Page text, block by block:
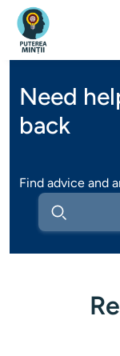
Need
back
Find advice and